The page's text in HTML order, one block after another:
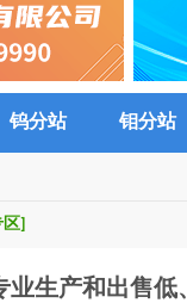
钨分站 钼分站
]
业生产和出售低